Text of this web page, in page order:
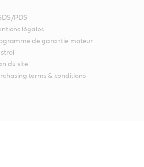
PDS
légales
de garantie moteur
du site
terms & conditions